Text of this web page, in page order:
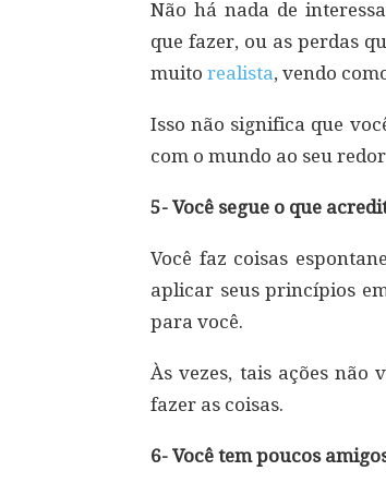
Não há nada de
que fazer, ou as perdas
muito realista, vendo
Isso não significa que
com o mundo ao seu
5- Você segue o que
Você faz coisas
aplicar seus princípios
para você.
Às vezes, tais ações não
fazer as coisas.
6- Você tem poucos